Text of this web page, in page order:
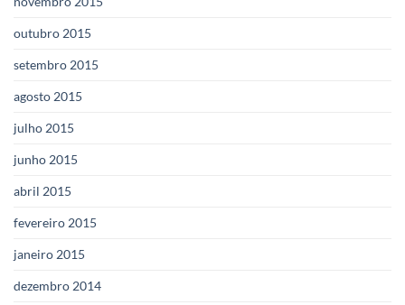
outubro 2015
setembro 2015
agosto 2015
julho 2015
junho 2015
abril 2015
fevereiro 2015
janeiro 2015
dezembro 2014